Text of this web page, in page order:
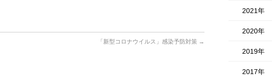
「新型コロナウイルス」感染予防対策 →
2021年
2020年
2019年
2017年